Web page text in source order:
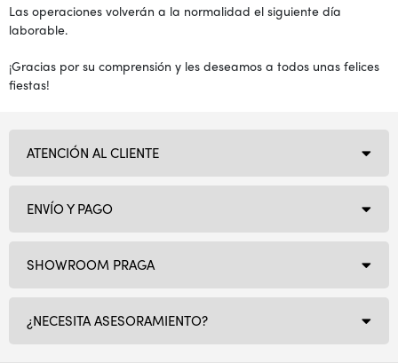
Las operaciones volverán a la normalidad el siguiente día
laborable.
¡Gracias por su comprensión y les deseamos a todos unas felices
fiestas!
SHOWROOM PRAGA
¿NECESITA ASESORAMIENTO?
ATENCIÓN AL CLIENTE
ENVÍO Y PAGO